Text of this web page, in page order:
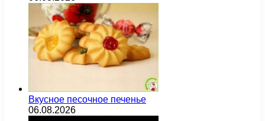
Вкусное песочное печенье
06.08.2026